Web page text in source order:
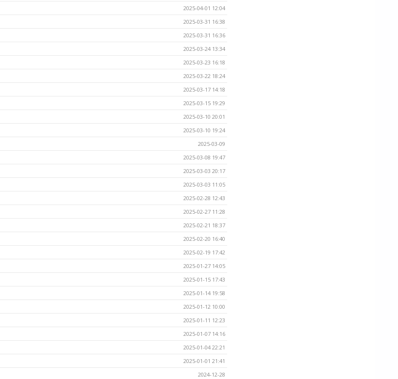
2025-04-01 12:04
2025-03-31 16:38
2025-03-31 16:36
2025-03-24 13:34
2025-03-23 16:18
2025-03-22 18:24
2025-03-17 14:18
2025-03-15 19:29
2025-03-10 20:01
2025-03-10 19:24
2025-03-09
2025-03-08 19:47
2025-03-03 20:17
2025-03-03 11:05
2025-02-28 12:43
2025-02-27 11:28
2025-02-21 18:37
2025-02-20 16:40
2025-02-19 17:42
2025-01-27 14:05
2025-01-15 17:43
2025-01-14 19:58
2025-01-12 10:00
2025-01-11 12:23
2025-01-07 14:16
2025-01-04 22:21
2025-01-01 21:41
2024-12-28